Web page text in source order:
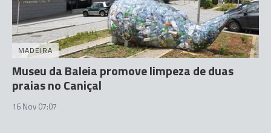
MADEIRA
Museu da Baleia promove limpeza de duas
praias no Caniçal
16 Nov 07:07